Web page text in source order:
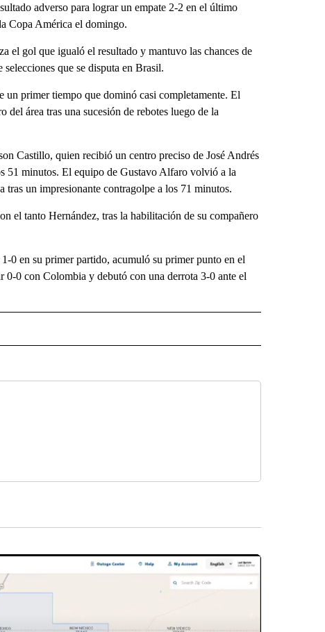
adverso para lograr un empate 2-2 en el último
Copa América el domingo.
el gol que igualó el resultado y mantuvo las chances de
que se disputa en Brasil.
primer tiempo que dominó casi completamente. El
del área tras una sucesión de rebotes luego de la
Castillo, quien recibió un centro preciso de José Andrés
51 minutos. El equipo de Gustavo Alfaro volvió a la
un impresionante contragolpe a los 71 minutos.
el tanto Hernández, tras la habilitación de su compañero
0 en su primer partido, acumuló su primer punto en el
0-0 con Colombia y debutó con una derrota 3-0 ante el
RECEIVE NOTIFICATIONS ABOUT NEW PAGES ON "NOTICIAS".